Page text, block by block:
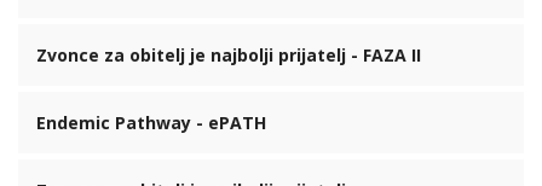
Zvonce za obitelj je najbolji prijatelj - FAZA II
Endemic Pathway - ePATH